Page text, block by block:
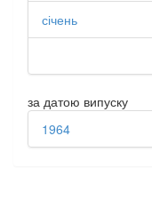
січень
за датою випуску
1964